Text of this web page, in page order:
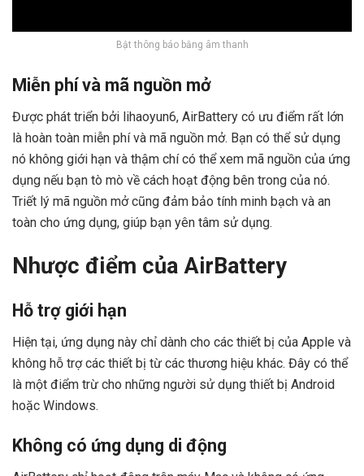
Bật thông báo bằng âm thanh
Miễn phí và mã nguồn mở
Được phát triển bởi lihaoyun6, AirBattery có ưu điểm rất lớn
là hoàn toàn miễn phí và mã nguồn mở. Bạn có thể sử dụng
nó không giới hạn và thậm chí có thể xem mã nguồn của ứng
dụng nếu bạn tò mò về cách hoạt động bên trong của nó.
Triết lý mã nguồn mở cũng đảm bảo tính minh bạch và an
toàn cho ứng dụng, giúp bạn yên tâm sử dụng.
Nhược điểm của AirBattery
Hỗ trợ giới hạn
Hiện tại, ứng dụng này chỉ dành cho các thiết bị của Apple và
không hỗ trợ các thiết bị từ các thương hiệu khác. Đây có thể
là một điểm trừ cho những người sử dụng thiết bị Android
hoặc Windows.
Không có ứng dụng di động